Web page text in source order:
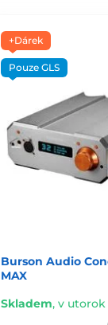
+Dárek
Pouze GLS
Burson Audio
MAX
Skladem, v utorok